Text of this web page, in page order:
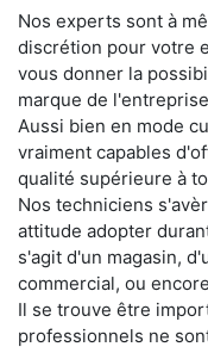
Nos experts sont à
discrétion pour votre
vous donner la
marque de
Aussi bien en mode
vraiment capables
qualité supérieure à
Nos techniciens
attitude adopter
s'agit d'un magasin,
commercial, ou
Il se trouve être
professionnels ne